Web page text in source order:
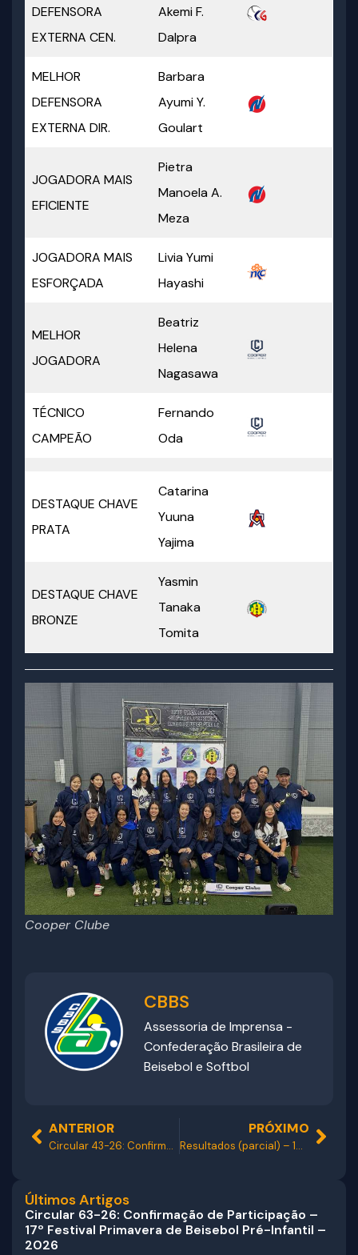
Últimos Artigos
Circular 63-26: Confirmação de Participação –
17º Festival Primavera de Beisebol Pré-Infantil –
2026
DEFENSORA
EXTERNA CEN.
Akemi F.
Dalpra
MELHOR
DEFENSORA
EXTERNA DIR.
Barbara
Ayumi Y.
Goulart
JOGADORA MAIS
EFICIENTE
Pietra
Manoela A.
Meza
JOGADORA MAIS
ESFORÇADA
Livia Yumi
Hayashi
MELHOR
JOGADORA
Beatriz
Helena
Nagasawa
TÉCNICO
CAMPEÃO
Fernando
Oda
DESTAQUE CHAVE
PRATA
Catarina
Yuuna
Yajima
DESTAQUE CHAVE
BRONZE
Yasmin
Tanaka
Tomita
Cooper Clube
CBBS
Assessoria de Imprensa -
Confederação Brasileira de
Beisebol e Softbol
ANTERIOR
Circular 43-26: Confirmação de Participação – 26º Campeonato Brasileiro de Beisebol Juvenil Aberto – 2026
PRÓXIMO
Resultados (parcial) – 19ª Taça Brasil de Beisebol Pré-Júnior – 2026